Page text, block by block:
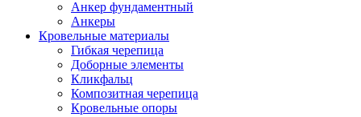
Анкер фундаментный
Анкеры
Кровельные материалы
Гибкая черепица
Доборные элементы
Кликфальц
Композитная черепица
Кровельные опоры